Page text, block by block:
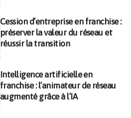
Cession d’entreprise en franchise :
préserver la valeur du réseau et
réussir la transition
Intelligence artificielle en
franchise : l’animateur de réseau
augmenté grâce à l’IA